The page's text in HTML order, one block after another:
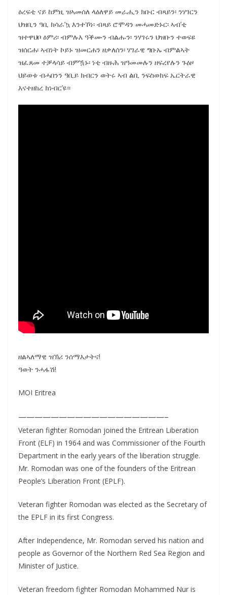
ዕረፍቲ ናይ ከምዚ ዝኣመሰለ ላዕለዋይ መራሒን ክቡር ብጻይን፡ ንሃገርን
ህዝቢን ዓቢ ክሳራ’ኳ እንተኾነ፡ ብጻይ ሮሞዳን መሓመድኑር፡ ኣብ’ቲ
ዝተዋህቦ ዕምሪ፡ ብምሉእ ዓቕሙን ብልሑን፡ ንሃገሩን ህዝቡን ተወፍዩ
ዝሰርሐ፡ ኣብነት ኮይኑ ዝመርሐን ዘቃለሰን፡ ሃገራዊ ግቡኡ ብምልኣት
ዝፈጸመ ተቓላሳይ ብምዃኑ፡ ነቲ ብዙሕ ዝዓመመሉን ዘፍረየሉን ጉዕዞ
ህይወቱ ብሓበንን ዓቢይ ክብርን ወትሩ ኣብ ልቢ ንፍስወከፍ ኤርትራዊ
እናተዘከረ ክነብር’ዩ።
ዘልኣለማዊ ዝኽሪ ንሰማእታትና!
ዓወት ንሓፋሽ!
MOI Eritrea
——————————————————–
Veteran fighter Romodan joined the Eritrean Liberation
Front (ELF) in 1964 and was Commissioner of the Fourth
Department in the early years of the liberation struggle.
Mr. Romodan was one of the founders of the Eritrean
People’s Liberation Front (EPLF).
Veteran fighter Romodan was elected as the Secretary of
the EPLF in its first Congress.
After Independence, Mr. Romodan served his nation and
people as Governor of the Northern Red Sea Region and
Minister of Justice.
Veteran freedom fighter Romodan Mohammed Nur is